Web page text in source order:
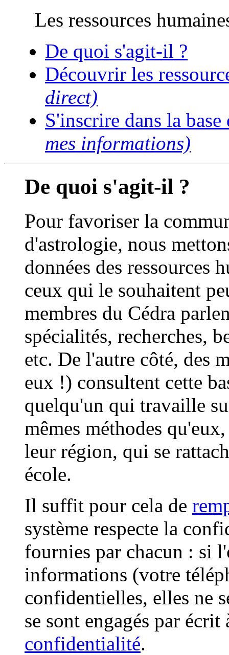
Les ressources
De quoi s'agit-il ?
Découvrir les
direct)
S'inscrire dans la base
mes informations)
De quoi s'agit-il ?
Pour favoriser la
d'astrologie, nous
données des ressources
ceux qui le souhaitent
membres du Cédra
spécialités, recherches,
etc. De l'autre côté, des
eux !) consultent cette
quelqu'un qui travaille
mêmes méthodes
leur région, qui se
école.
Il suffit pour cela de
système respecte la
fournies par chacun : si
informations (votre
confidentielles, elles ne
se sont engagés par écrit
confidentialité.